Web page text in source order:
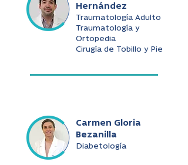
Hernández
Traumatología Adulto
Traumatología y
Ortopedia
Cirugía de Tobillo y Pie
Carmen Gloria
Bezanilla
Diabetología